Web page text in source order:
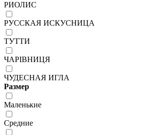
РИОЛИС
РУССКАЯ ИСКУСНИЦА
ТУТТИ
ЧАРIВНИЦЯ
ЧУДЕСНАЯ ИГЛА
Размер
Маленькие
Средние